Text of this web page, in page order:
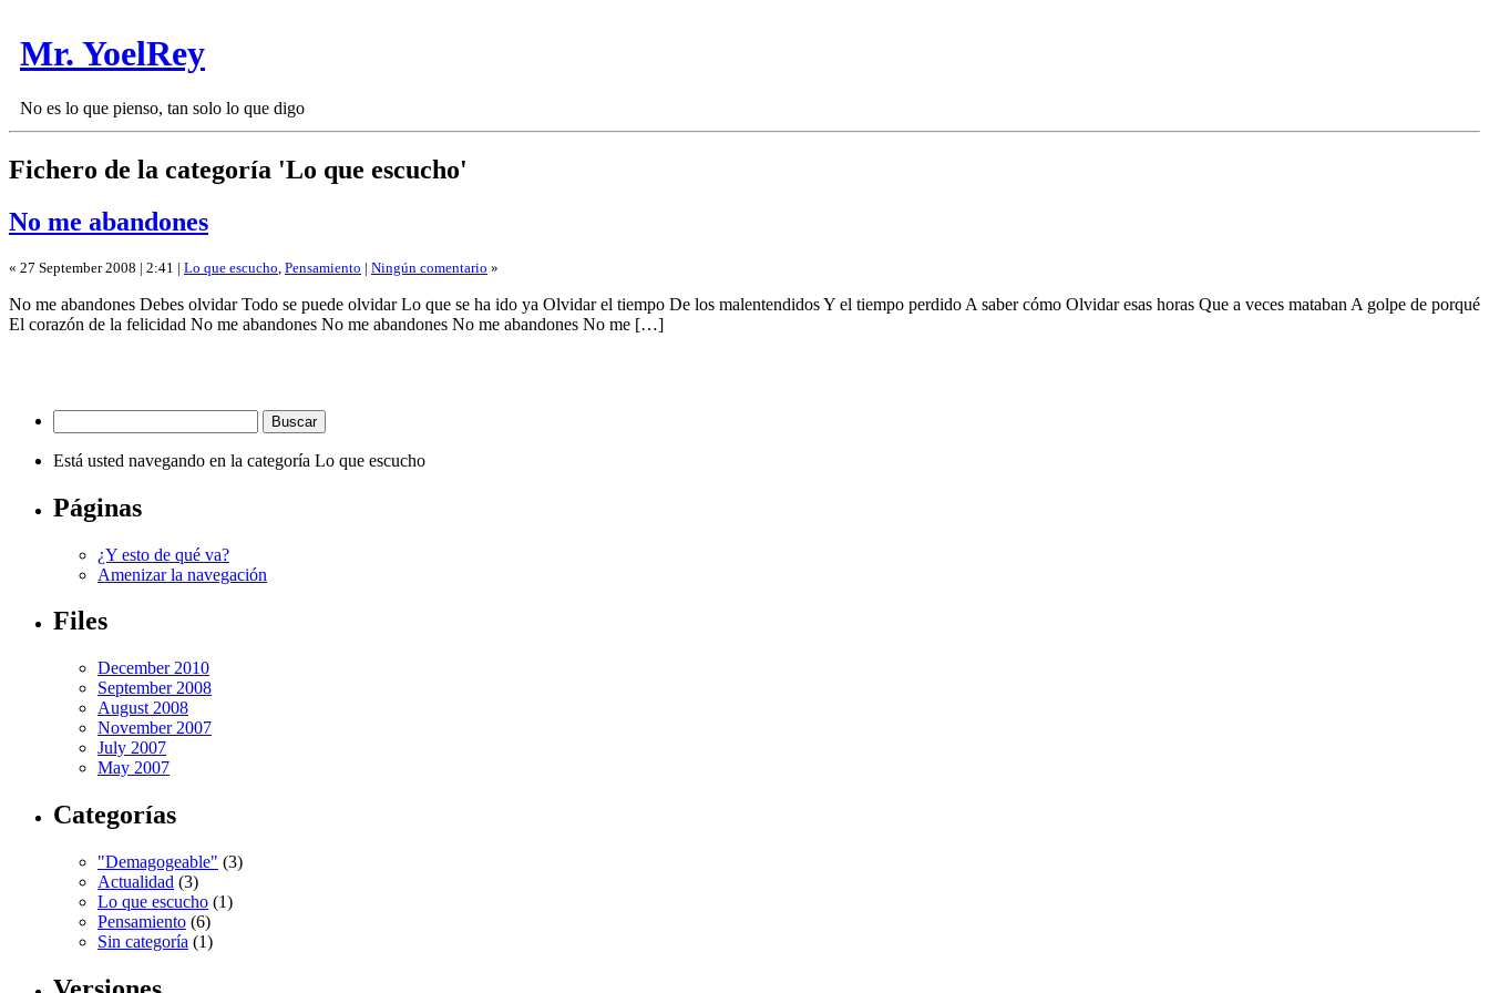
Mr. YoelRey
No es lo que pienso, tan solo lo que digo
Fichero de la categoría 'Lo que escucho'
No me abandones
« 27 September 2008 | 2:41 | Lo que escucho Pensamiento | Ningún comentario »
No me abandones Debes olvidar Todo se puede olvidar Lo que se ha ido ya Olvidar el tiempo De los malentendidos Y el tiempo perdido A saber cómo Olvidar esas horas Que a veces mataban A golpe de porqué
El corazón de la felicidad No me abandones No me abandones No me abandones No me […]
Está usted navegando en la categoría Lo que escucho
Páginas
¿Y esto de qué va?
Amenizar la navegación
Files
December 2010
September 2008
August 2008
November 2007
July 2007
May 2007
Categorías
"Demagogeable" (3)
Actualidad (3)
Lo que escucho (1)
Pensamiento (6)
Sin categoría (1)